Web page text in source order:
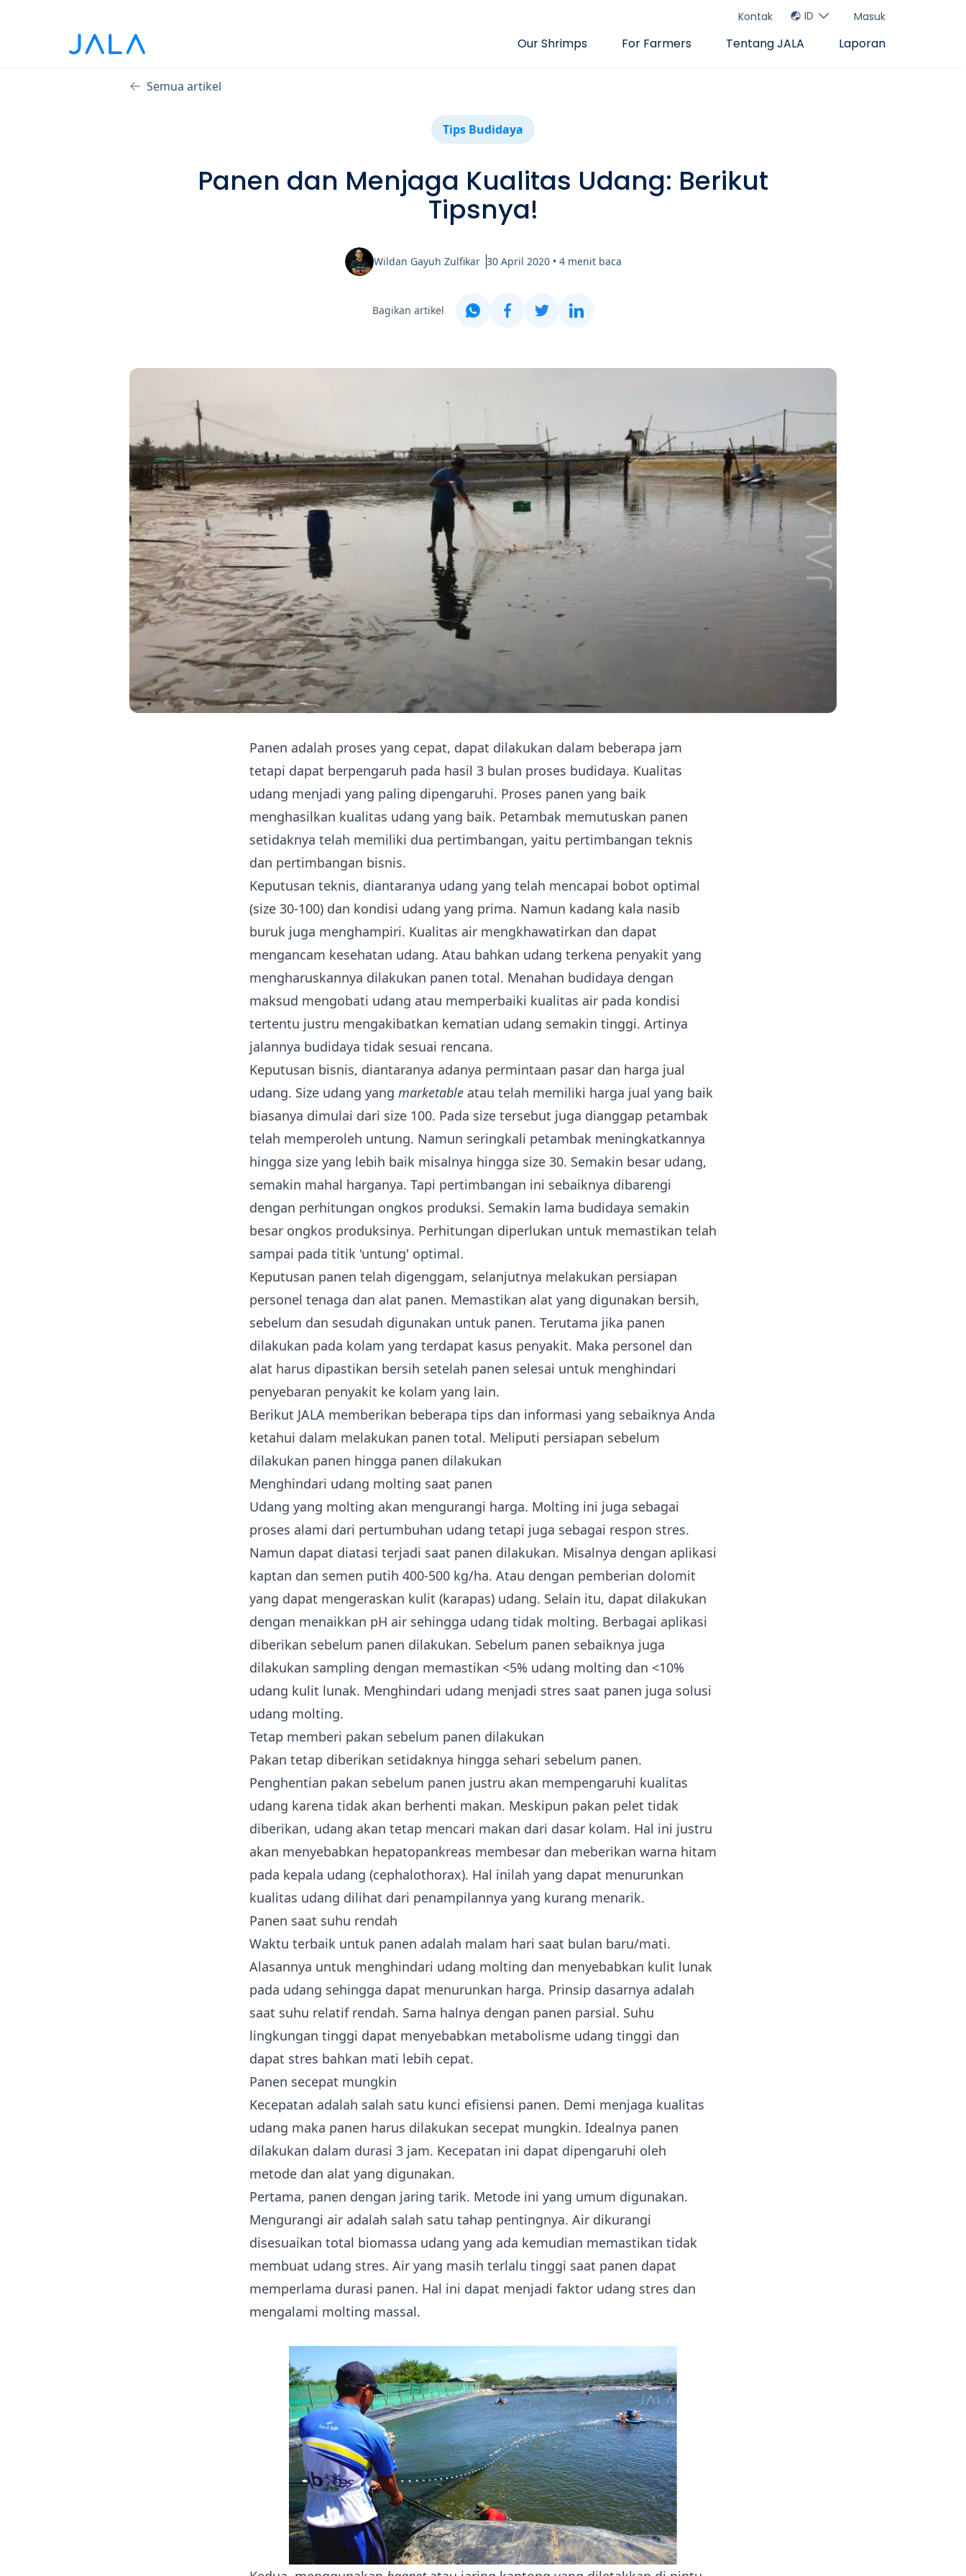
Kontak ID Masuk
Our Shrimps For Farmers Tentang JALA Laporan
Semua artikel
Tips Budidaya
Panen dan Menjaga Kualitas Udang: Berikut
Tipsnya!
Wildan Gayuh Zulfikar 30 April 2020 • 4 menit baca
Bagikan artikel
Panen adalah proses yang cepat, dapat dilakukan dalam beberapa jam
tetapi dapat berpengaruh pada hasil 3 bulan proses budidaya. Kualitas
udang menjadi yang paling dipengaruhi. Proses panen yang baik
menghasilkan kualitas udang yang baik. Petambak memutuskan panen
setidaknya telah memiliki dua pertimbangan, yaitu pertimbangan teknis
dan pertimbangan bisnis.
Keputusan teknis, diantaranya udang yang telah mencapai bobot optimal
(size 30-100) dan kondisi udang yang prima. Namun kadang kala nasib
buruk juga menghampiri. Kualitas air mengkhawatirkan dan dapat
mengancam kesehatan udang. Atau bahkan udang terkena penyakit yang
mengharuskannya dilakukan panen total. Menahan budidaya dengan
maksud mengobati udang atau memperbaiki kualitas air pada kondisi
tertentu justru mengakibatkan kematian udang semakin tinggi. Artinya
jalannya budidaya tidak sesuai rencana.
Keputusan bisnis, diantaranya adanya permintaan pasar dan harga jual
udang. Size udang yang marketable atau telah memiliki harga jual yang baik
biasanya dimulai dari size 100. Pada size tersebut juga dianggap petambak
telah memperoleh untung. Namun seringkali petambak meningkatkannya
hingga size yang lebih baik misalnya hingga size 30. Semakin besar udang,
semakin mahal harganya. Tapi pertimbangan ini sebaiknya dibarengi
dengan perhitungan ongkos produksi. Semakin lama budidaya semakin
besar ongkos produksinya. Perhitungan diperlukan untuk memastikan telah
sampai pada titik 'untung' optimal.
Keputusan panen telah digenggam, selanjutnya melakukan persiapan
personel tenaga dan alat panen. Memastikan alat yang digunakan bersih,
sebelum dan sesudah digunakan untuk panen. Terutama jika panen
dilakukan pada kolam yang terdapat kasus penyakit. Maka personel dan
alat harus dipastikan bersih setelah panen selesai untuk menghindari
penyebaran penyakit ke kolam yang lain.
Berikut JALA memberikan beberapa tips dan informasi yang sebaiknya Anda
ketahui dalam melakukan panen total. Meliputi persiapan sebelum
dilakukan panen hingga panen dilakukan
Menghindari udang molting saat panen
Udang yang molting akan mengurangi harga. Molting ini juga sebagai
proses alami dari pertumbuhan udang tetapi juga sebagai respon stres.
Namun dapat diatasi terjadi saat panen dilakukan. Misalnya dengan aplikasi
kaptan dan semen putih 400-500 kg/ha. Atau dengan pemberian dolomit
yang dapat mengeraskan kulit (karapas) udang. Selain itu, dapat dilakukan
dengan menaikkan pH air sehingga udang tidak molting. Berbagai aplikasi
diberikan sebelum panen dilakukan. Sebelum panen sebaiknya juga
dilakukan sampling dengan memastikan <5% udang molting dan <10%
udang kulit lunak. Menghindari udang menjadi stres saat panen juga solusi
udang molting.
Tetap memberi pakan sebelum panen dilakukan
Pakan tetap diberikan setidaknya hingga sehari sebelum panen.
Penghentian pakan sebelum panen justru akan mempengaruhi kualitas
udang karena tidak akan berhenti makan. Meskipun pakan pelet tidak
diberikan, udang akan tetap mencari makan dari dasar kolam. Hal ini justru
akan menyebabkan hepatopankreas membesar dan meberikan warna hitam
pada kepala udang (cephalothorax). Hal inilah yang dapat menurunkan
kualitas udang dilihat dari penampilannya yang kurang menarik.
Panen saat suhu rendah
Waktu terbaik untuk panen adalah malam hari saat bulan baru/mati.
Alasannya untuk menghindari udang molting dan menyebabkan kulit lunak
pada udang sehingga dapat menurunkan harga. Prinsip dasarnya adalah
saat suhu relatif rendah. Sama halnya dengan panen parsial. Suhu
lingkungan tinggi dapat menyebabkan metabolisme udang tinggi dan
dapat stres bahkan mati lebih cepat.
Panen secepat mungkin
Kecepatan adalah salah satu kunci efisiensi panen. Demi menjaga kualitas
udang maka panen harus dilakukan secepat mungkin. Idealnya panen
dilakukan dalam durasi 3 jam. Kecepatan ini dapat dipengaruhi oleh
metode dan alat yang digunakan.
Pertama, panen dengan jaring tarik. Metode ini yang umum digunakan.
Mengurangi air adalah salah satu tahap pentingnya. Air dikurangi
disesuaikan total biomassa udang yang ada kemudian memastikan tidak
membuat udang stres. Air yang masih terlalu tinggi saat panen dapat
memperlama durasi panen. Hal ini dapat menjadi faktor udang stres dan
mengalami molting massal.